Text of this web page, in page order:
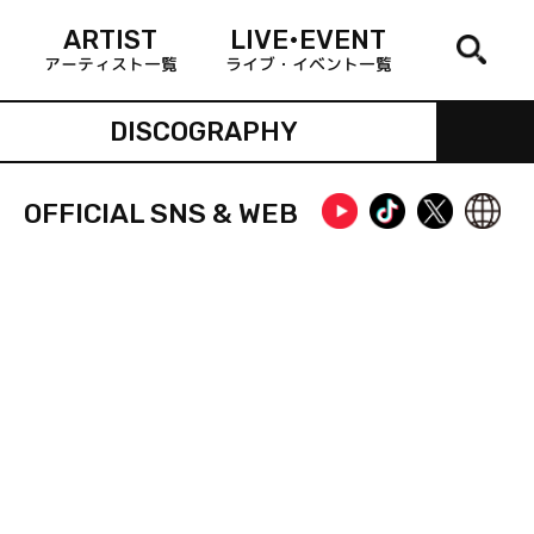
ARTIST
アーティスト一覧
LIVE•EVENT
ライブ・イベント一覧
DISCOGRAPHY
OFFICIAL SNS & WEB